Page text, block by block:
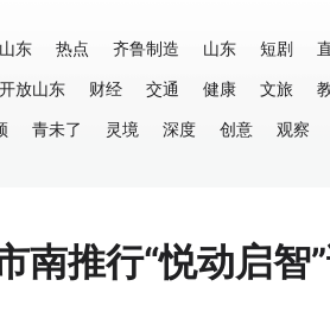
山东 热点 齐鲁制造 山东 短剧
开放山东 财经 交通 健康 文旅
青未了 灵境 深度 创意 观察
南推行“悦动启智